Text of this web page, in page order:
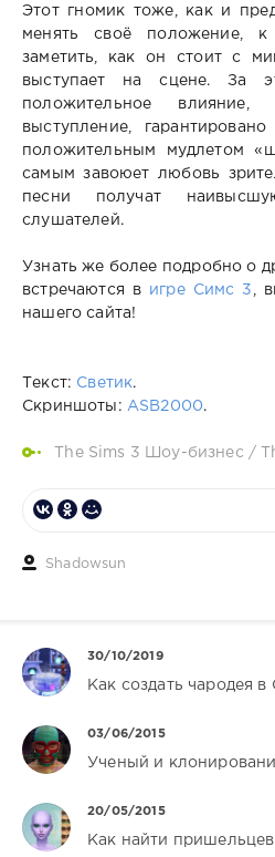
Этот гномик тоже, как и
менять своё положение,
заметить, как он стоит с
выступает на сцене. За
положительное
выступление,
положительным мудлетом
самым завоюет любовь
песни получат
слушателей.
Узнать же более подробно о
встречаются в игре Симс 3
,
нашего сайта!
Текст: Светик.
Скриншоты: ASB2000.
The Sims 3 Шоу-бизнес /
Shadowsun
30/10/2019
Как создать чародея
03/06/2015
Ученый и
20/05/2015
Как найти